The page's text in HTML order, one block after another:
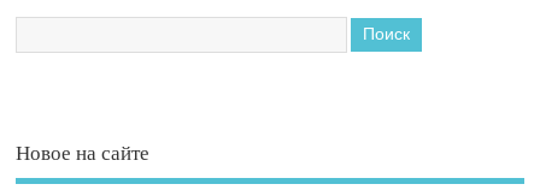
Новое на сайте